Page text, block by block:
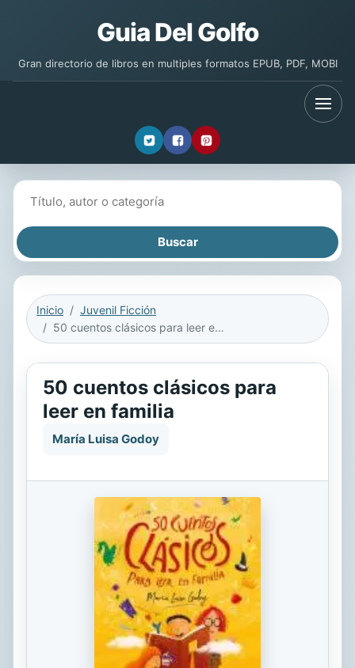
Guia Del Golfo
Gran directorio de libros en multiples formatos EPUB, PDF, MOBI
Inicio
Juvenil Ficción
50 cuentos clásicos para leer en familia
50 cuentos clásicos para
leer en familia
María Luisa Godoy